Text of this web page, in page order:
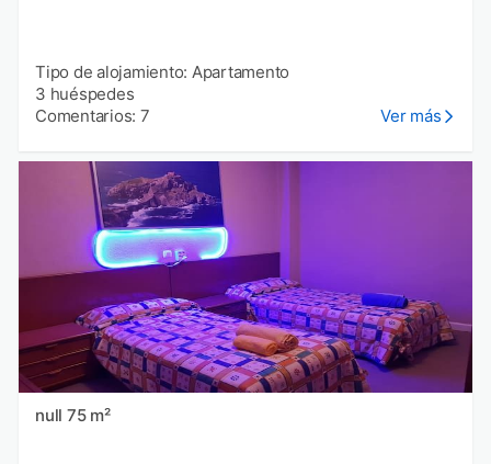
Tipo de alojamiento: Apartamento
3 huéspedes
Comentarios: 7
Ver más
null 75 m²